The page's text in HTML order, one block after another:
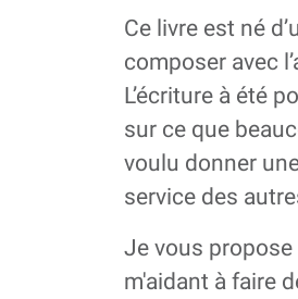
Ce livre est né
composer avec
L’écriture à été
sur ce que
voulu donner
service des
Je vous propose
m'aidant à faire